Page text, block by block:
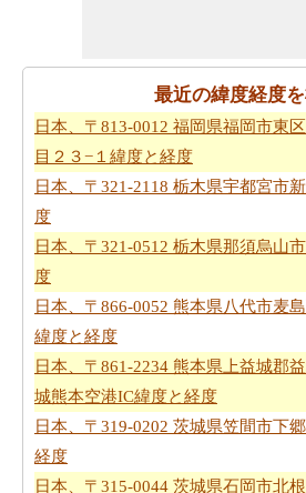
最近の緯度経度
日本、〒813-0012 福岡県福岡市東
目２３−１緯度と経度
日本、〒321-2118 栃木県宇都宮市
度
日本、〒321-0512 栃木県那須烏山
度
日本、〒866-0052 熊本県八代市麦
緯度と経度
日本、〒861-2234 熊本県上益城郡
城熊本空港IC緯度と経度
日本、〒319-0202 茨城県笠間市下
経度
日本、〒315-0044 茨城県石岡市北